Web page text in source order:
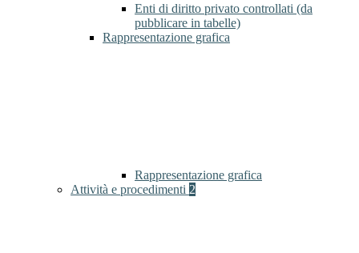
Enti di diritto privato controllati (da
pubblicare in tabelle)
Rappresentazione grafica
Rappresentazione grafica
Attività e procedimenti 2